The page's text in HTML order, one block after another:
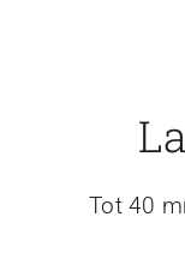
Tot 40